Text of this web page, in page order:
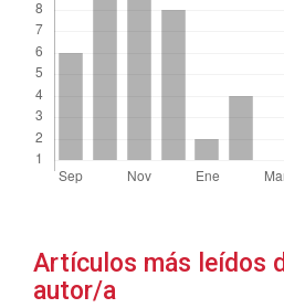
Artículos más leídos
autor/a